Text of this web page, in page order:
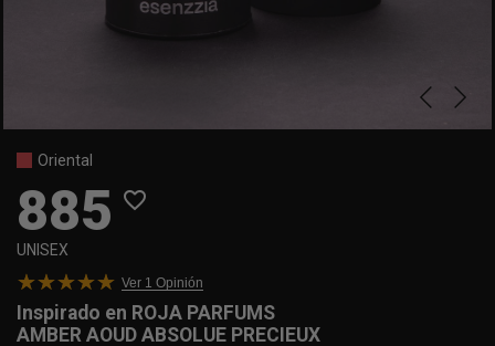
Oriental
885 favorite_border
UNISEX
Ver 1 Opinión
Inspirado en ROJA PARFUMS
AMBER AOUD ABSOLUE PRECIEUX